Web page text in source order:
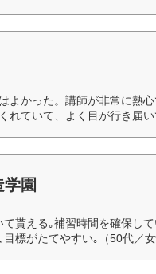
よかった。講師が非常に熱
れていて、よく目が行き届
園
貰える｡補習時間を確保し
標がたてやすい｡（50代／女